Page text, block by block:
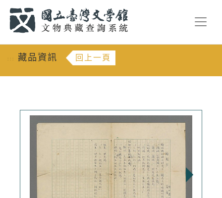
::: 藏品資訊 回上一頁